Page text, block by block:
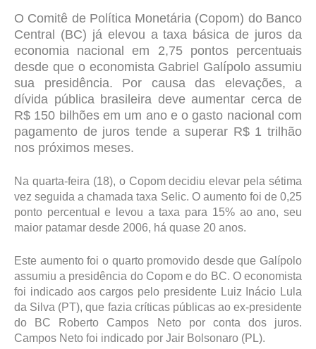
O Comitê de Política Monetária (Copom) do Banco
Central (BC) já elevou a taxa básica de juros da
economia nacional em 2,75 pontos percentuais
desde que o economista Gabriel Galípolo assumiu
sua presidência. Por causa das elevações, a
dívida pública brasileira deve aumentar cerca de
R$ 150 bilhões em um ano e o gasto nacional com
pagamento de juros tende a superar R$ 1 trilhão
nos próximos meses.
Na quarta-feira (18), o Copom decidiu elevar pela sétima
vez seguida a chamada taxa Selic. O aumento foi de 0,25
ponto percentual e levou a taxa para 15% ao ano, seu
maior patamar desde 2006, há quase 20 anos.
Este aumento foi o quarto promovido desde que Galípolo
assumiu a presidência do Copom e do BC. O economista
foi indicado aos cargos pelo presidente Luiz Inácio Lula
da Silva (PT), que fazia críticas públicas ao ex-presidente
do BC Roberto Campos Neto por conta dos juros.
Campos Neto foi indicado por Jair Bolsonaro (PL).